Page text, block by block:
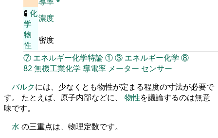
🧪 化
学
物
性
濃度
密度
⑦ エネルギー化学特論①③ エネルギー化学 ⑧
82無機工業化学 導電率 メーター センサー
バルクには、少なくとも物性が定まる程度の寸法が必要で
す。 たとえば、原子内部などに、 物性を議論するのは無意
味です。
水 の三重点は、物理定数です。